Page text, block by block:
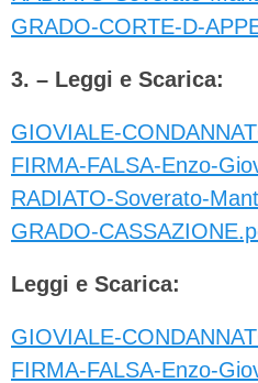
GRADO-CORTE-D-
3. – Leggi e Scarica:
GIOVIALE-
FIRMA-FALSA-Enzo-
RADIATO-Soverato-
GRADO-
Leggi e Scarica:
GIOVIALE-
FIRMA-FALSA-Enzo-